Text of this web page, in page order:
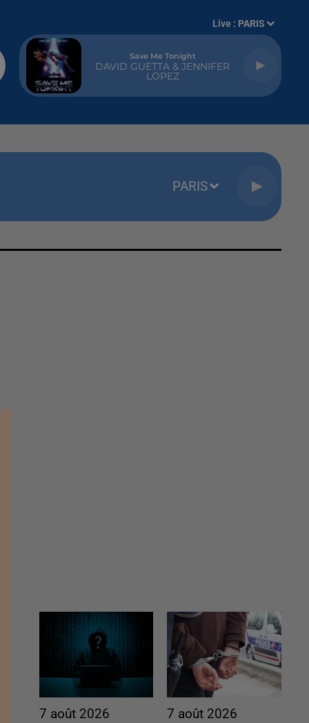
Live : PARIS
Save Me Tonight
DAVID GUETTA & JENNIFER
LOPEZ
PARIS
7 août 2026
7 août 2026